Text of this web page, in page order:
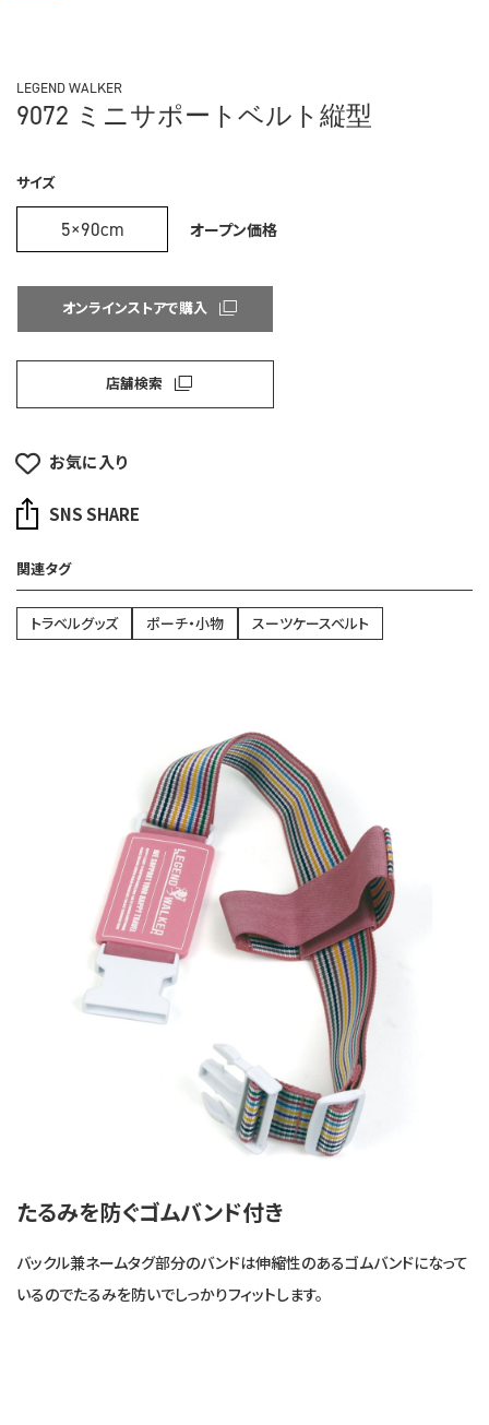
LEGEND WALKER
9072 ミニサポートベルト縦型
サイズ
5×90cm オープン価格
オンラインストアで購入
店舗検索
お気に入り
SNS SHARE
関連タグ
トラベルグッズ ポーチ・小物 スーツケースベルト
たるみを防ぐゴムバンド付き
バックル兼ネームタグ部分のバンドは伸縮性のあるゴムバンドになって
いるのでたるみを防いでしっかりフィットします。